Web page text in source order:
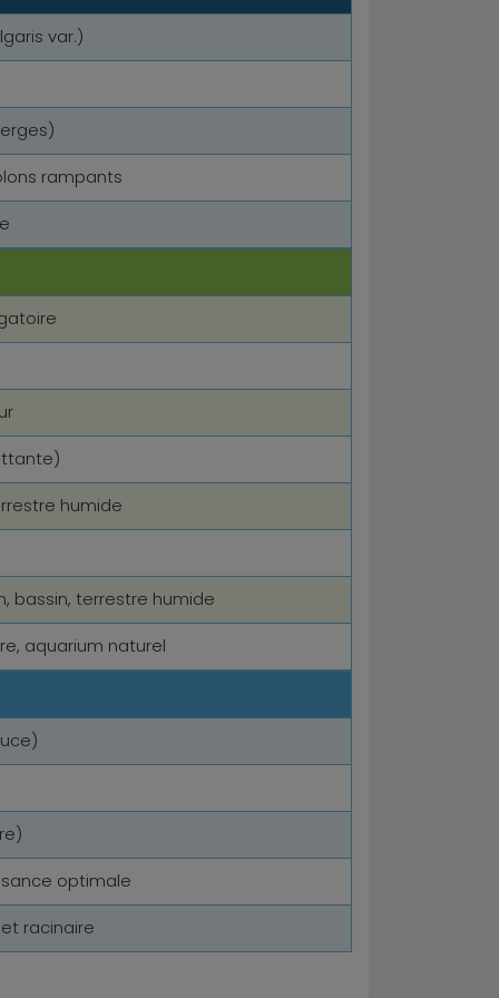
var.)
rampants
humide
bassin, terrestre humide
aquarium naturel
optimale
racinaire